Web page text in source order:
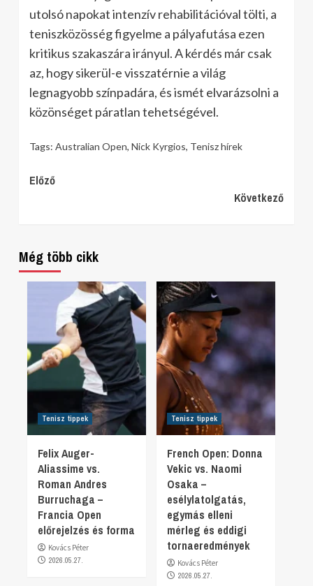
utolsó napokat intenzív rehabilitációval tölti, a
teniszközösség figyelme a pályafutása ezen
kritikus szakaszára irányul. A kérdés már csak
az, hogy sikerül-e visszatérnie a világ
legnagyobb színpadára, és ismét elvarázsolni a
közönséget páratlan tehetségével.
Tags: Australian Open, Nick Kyrgios, Tenisz hírek
Continue
Előző
Következő
Még több cikk
Tenisz tippek
Felix Auger-
Aliassime vs.
Roman Andres
Burruchaga –
Francia Open
előrejelzés és forma
Kovács Péter
2026.05.27.
Tenisz tippek
French Open: Donna
Vekic vs. Naomi
Osaka –
esélylatolgatás,
egymás elleni
mérleg és eddigi
tornaeredmények
Kovács Péter
2026.05.27.